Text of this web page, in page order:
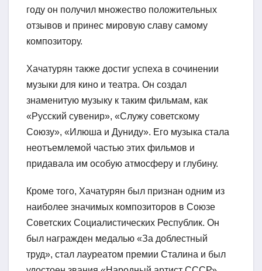
году он получил множество положительных
отзывов и принес мировую славу самому
композитору.
Хачатурян также достиг успеха в сочинении
музыки для кино и театра. Он создал
знаменитую музыку к таким фильмам, как
«Русский сувенир», «Служу советскому
Союзу», «Илюша и Дуниду». Его музыка стала
неотъемлемой частью этих фильмов и
придавала им особую атмосферу и глубину.
Кроме того, Хачатурян был признан одним из
наиболее значимых композиторов в Союзе
Советских Социалистических Республик. Он
был награжден медалью «За доблестный
труд», стал лауреатом премии Сталина и был